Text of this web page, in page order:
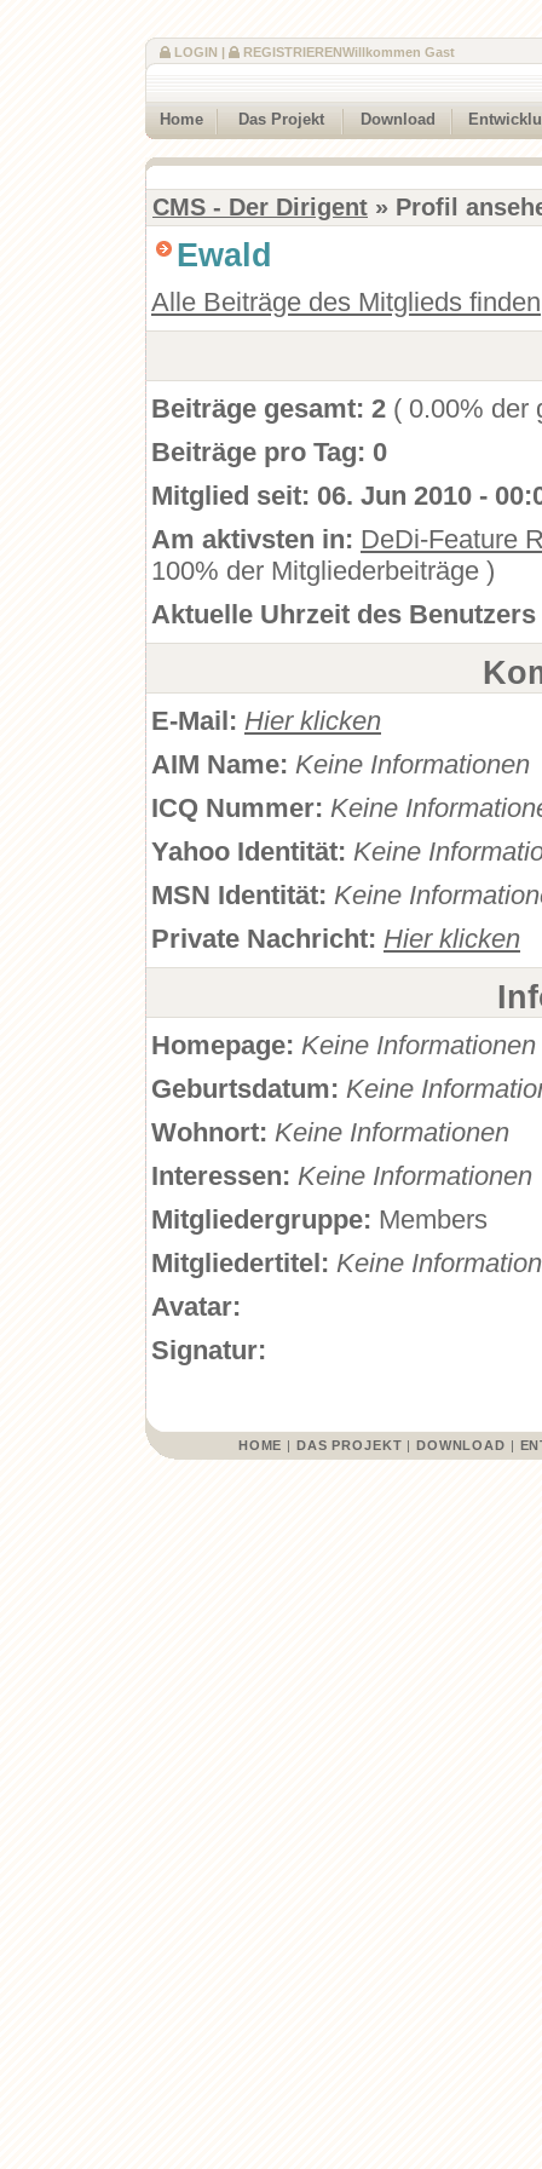
Willkommen Gast
LOGIN | REGISTRIEREN
Home Das Projekt Download
CMS - Der Dirigent » Profil
Ewald
Alle Beiträge des Mitglieds finden
Beiträge gesamt: 2 ( 0.00% der
Beiträge pro Tag: 0
Mitglied seit: 06. Jun 2010 -
Am aktivsten in: DeDi-Feature
100% der Mitgliederbeiträge )
Aktuelle Uhrzeit des Benutzers
E-Mail: Hier klicken
AIM Name: Keine Informationen
ICQ Nummer: Keine
Yahoo Identität: Keine
MSN Identität: Keine
Private Nachricht: Hier klicken
Homepage: Keine Informationen
Geburtsdatum: Keine
Wohnort: Keine Informationen
Interessen: Keine Informationen
Mitgliedergruppe: Members
Mitgliedertitel: Keine
Avatar:
Signatur:
HOME | DAS PROJEKT | DOWNLOAD |